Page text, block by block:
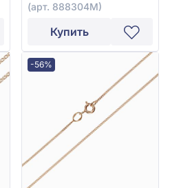
(арт. 888304М)
Купить
-56%